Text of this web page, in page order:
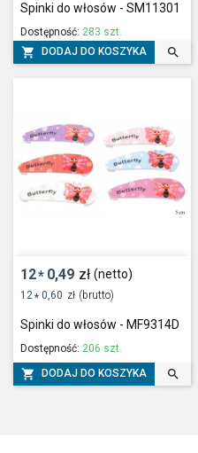
Spinki do włosów - SM11301
Dostępność: 283 szt.
 DODAJ DO KOSZYKA 
12* 0,49 zł (netto)
12* 0,60 zł (brutto)
Spinki do włosów - MF9314D
Dostępność: 206 szt.
 DODAJ DO KOSZYKA 